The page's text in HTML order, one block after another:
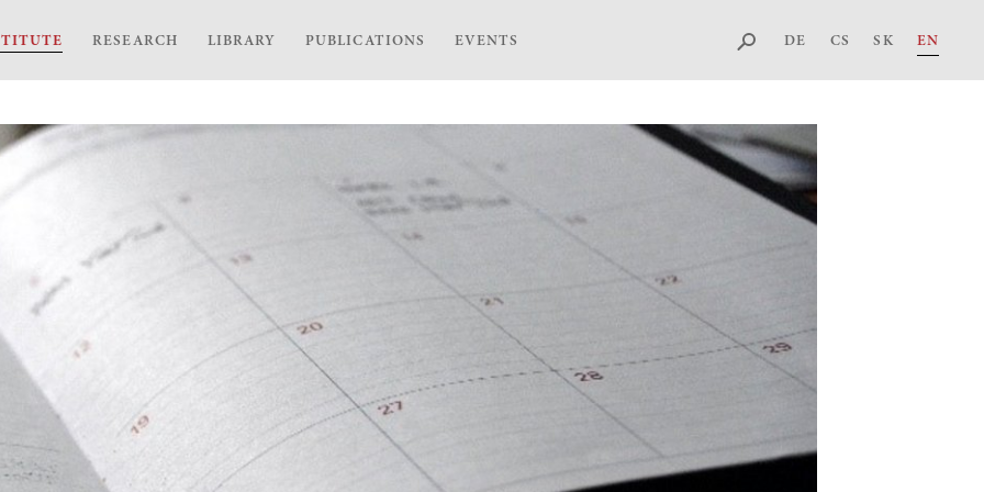
RESEARCH LIBRARY PUBLICATIONS EVENTS DE CS SK EN